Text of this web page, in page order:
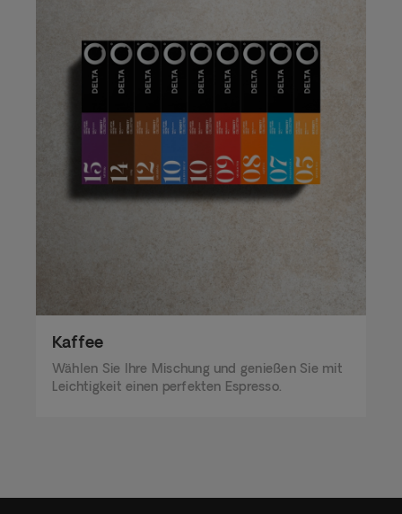
Kaffee
Wählen Sie Ihre Mischung und genießen Sie mit
Leichtigkeit einen perfekten Espresso.